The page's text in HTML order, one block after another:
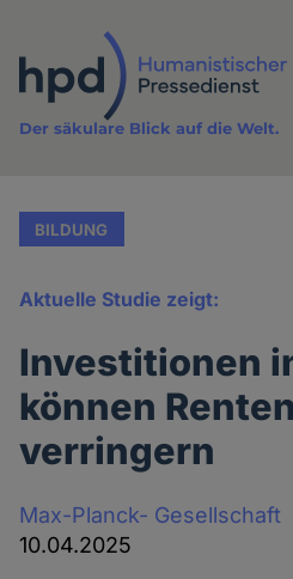
Inhalt
Der säkulare Blick auf die Welt.
BILDUNG
Aktuelle Studie zeigt:
Investitionen
können
verringern
Max-Planck- Gesellschaft
10.04.2025